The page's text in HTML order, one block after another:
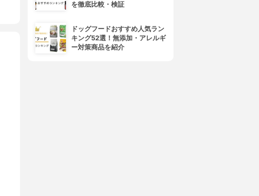
を徹底比較・検証
ドッグフードおすすめ人気ラン
キング52選！無添加・アレルギ
ー対策商品を紹介